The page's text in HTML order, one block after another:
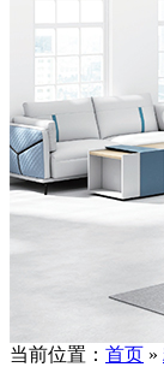
当前位置： 首页 »